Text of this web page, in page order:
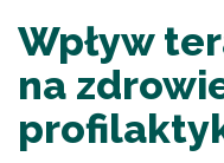
Wpływ
na